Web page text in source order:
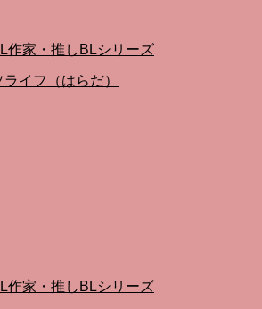
作家・推しBLシリーズ
イフ（はらだ）
作家・推しBLシリーズ